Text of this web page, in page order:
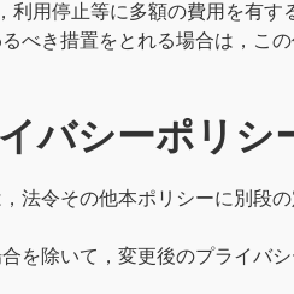
利用停止等に多額の費用を有
べき措置をとれる場合は，こ
バシーポリシ
法令その他本ポリシーに別段
を除いて，変更後のプライバ